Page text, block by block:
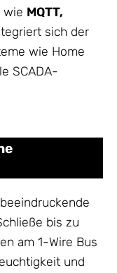
wie MQTT,
sich der
wie Home
SCADA-
bis zu
am 1-Wire Bus
und